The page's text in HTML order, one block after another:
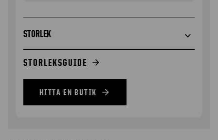
STORLEK
STORLEKSGUIDE
HITTA EN BUTIK